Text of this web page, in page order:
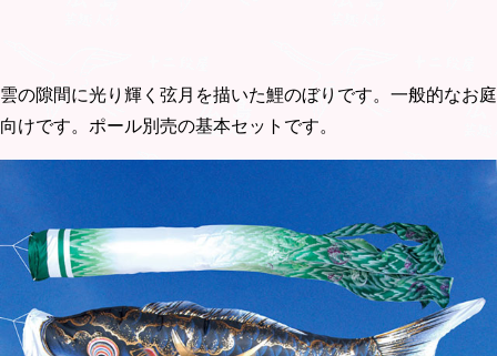
雲の隙間に光り輝く弦月を描いた鯉のぼりです。一般的なお庭
向けです。ポール別売の基本セットです。